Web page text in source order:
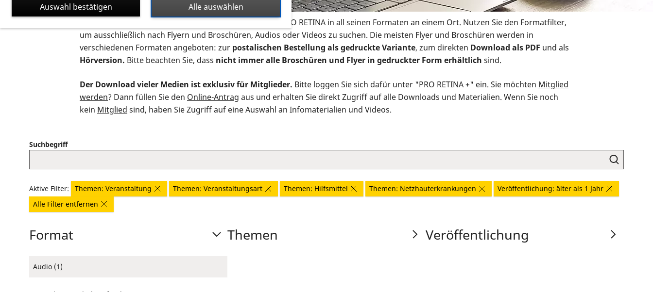
Auf dieser Seite finden Sie sämtliches Infomaterial der PRO RETINA in all seinen Formaten an einem Ort. Nutzen Sie den Formatfilter,
um ausschließlich nach Flyern und Broschüren, Audios oder Videos zu suchen. Die meisten Flyer und Broschüren werden in
verschiedenen Formaten angeboten: zur postalischen Bestellung als gedruckte Variante, zum direkten Download als PDF und als
Hörversion. Bitte beachten Sie, dass nicht immer alle Broschüren und Flyer in gedruckter Form erhältlich sind.
Der Download vieler Medien ist exklusiv für Mitglieder. Bitte loggen Sie sich dafür unter "PRO RETINA +" ein. Sie möchten Mitglied
werden? Dann füllen Sie den Online-Antrag aus und erhalten Sie direkt Zugriff auf alle Downloads und Materialien. Wenn Sie noch
kein Mitglied sind, haben Sie Zugriff auf eine Auswahl an Infomaterialien und Videos.
Suchbegriff
Aktive Filter: Themen: Veranstaltung Themen: Veranstaltungsart Themen: Hilfsmittel Themen: Netzhauterkrankungen
Veröffentlichung: älter als 1 Jahr
Alle Filter entfernen
Format
Audio (1)
Themen Veröffentlichung
Alle auswählen
Auswahl bestätigen